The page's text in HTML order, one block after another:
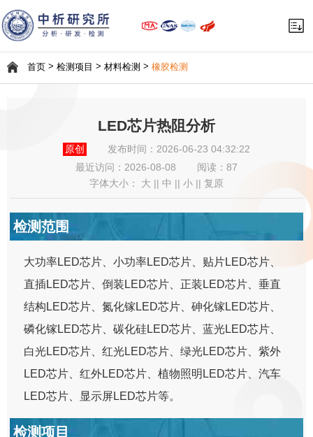
首页> 检测项目 > 材料检测 > 橡胶检测
LED芯片热阻分析
原创
发布时间：2026-06-23 04:32:22
最近访问：2026-08-08
阅读：87
字体大小： 大 中 小 复原
检测范围
大功率LED芯片、小功率LED芯片、贴片LED芯片、
直插LED芯片、倒装LED芯片、正装LED芯片、垂直
结构LED芯片、氮化镓LED芯片、砷化镓LED芯片、
磷化镓LED芯片、碳化硅LED芯片、蓝光LED芯片、
白光LED芯片、红光LED芯片、绿光LED芯片、紫外
LED芯片、红外LED芯片、植物照明LED芯片、汽车
LED芯片、显示屏LED芯片等。
检测项目